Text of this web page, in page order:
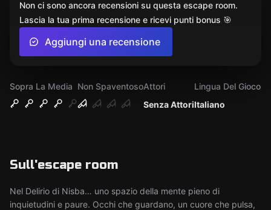
Sopra La Media Non Spaventoso
Senza Attori
Attori
Italiano
Lingua Del Gioco
Sull'escape room
Nel Delirio di Nisba… uno spazio della mente pieno di
inquietudini e paure. Occhi che guardano, un cuore che pulsa,
Non ci sono ancora recensioni su questa escape room.
Lascia la tua prima recensione e ricevi punti bonus 🎯
Aggiungi una recensione